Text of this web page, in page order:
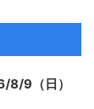
8/9（日）